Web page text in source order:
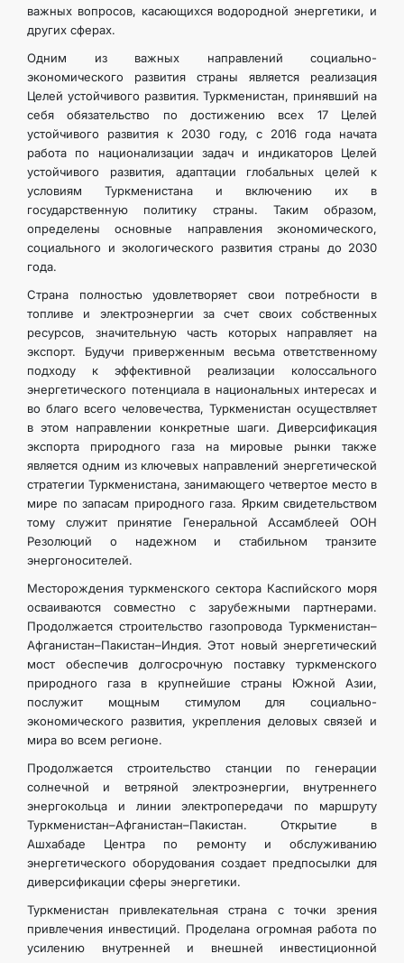
важных вопросов, касающихся водородной энергетики, и
других сферах.
Одним из важных направлений социально-
экономического развития страны является реализация
Целей устойчивого развития. Туркменистан, принявший на
себя обязательство по достижению всех 17 Целей
устойчивого развития к 2030 году, с 2016 года начата
работа по национализации задач и индикаторов Целей
устойчивого развития, адаптации глобальных целей к
условиям Туркменистана и включению их в
государственную политику страны. Таким образом,
определены основные направления экономического,
социального и экологического развития страны до 2030
года.
Страна полностью удовлетворяет свои потребности в
топливе и электроэнергии за счет своих собственных
ресурсов, значительную часть которых направляет на
экспорт. Будучи приверженным весьма ответственному
подходу к эффективной реализации колоссального
энергетического потенциала в национальных интересах и
во благо всего человечества, Туркменистан осуществляет
в этом направлении конкретные шаги. Диверсификация
экспорта природного газа на мировые рынки также
является одним из ключевых направлений энергетической
стратегии Туркменистана, занимающего четвертое место в
мире по запасам природного газа. Ярким свидетельством
тому служит принятие Генеральной Ассамблеей ООН
Резолюций о надежном и стабильном транзите
энергоносителей.
Месторождения туркменского сектора Каспийского моря
осваиваются совместно с зарубежными партнерами.
Продолжается строительство газопровода Туркменистан–
Афганистан–Пакистан–Индия. Этот новый энергетический
мост обеспечив долгосрочную поставку туркменского
природного газа в крупнейшие страны Южной Азии,
послужит мощным стимулом для социально-
экономического развития, укрепления деловых связей и
мира во всем регионе.
Продолжается строительство станции по генерации
солнечной и ветряной электроэнергии, внутреннего
энергокольца и линии электропередачи по маршруту
Туркменистан–Афганистан–Пакистан. Открытие в
Ашхабаде Центра по ремонту и обслуживанию
энергетического оборудования создает предпосылки для
диверсификации сферы энергетики.
Туркменистан привлекательная страна с точки зрения
привлечения инвестиций. Проделана огромная работа по
усилению внутренней и внешней инвестиционной